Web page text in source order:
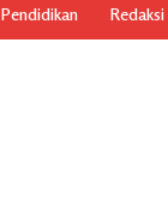
Pendidikan Redaksi